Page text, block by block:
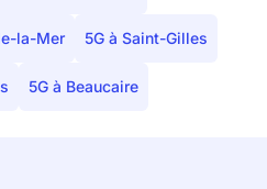
la-Mer 5G à Saint-Gilles
5G à Beaucaire